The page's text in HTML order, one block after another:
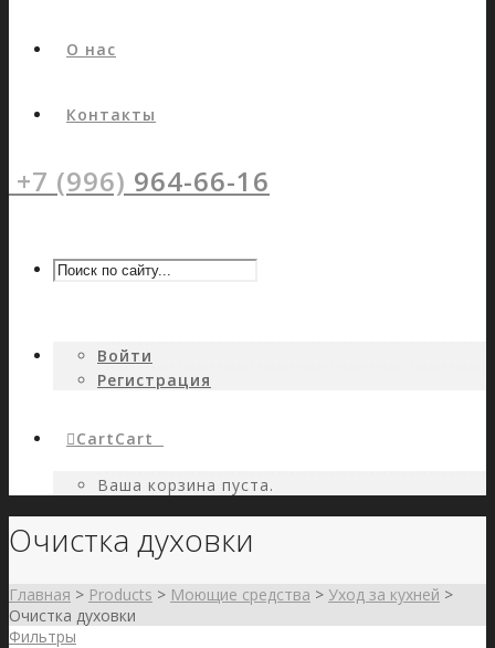
О нас
Контакты
+7 (996) 964-66-16
Войти
Регистрация
CartCart
Ваша корзина пуста.
Очистка духовки
Главная > Products > Моющие средства > Уход за кухней >
Очистка духовки
Фильтры